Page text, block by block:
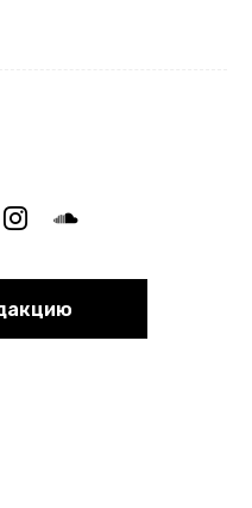
instagramsoundcloud